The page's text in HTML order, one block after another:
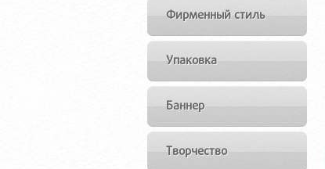
Фирменный стиль
Упаковка
Баннер
Творчество